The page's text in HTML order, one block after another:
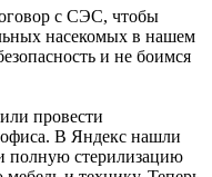
с СЭС, чтобы
насекомых в нашем
и не боимся
провести
В Яндекс нашли
полную стерилизацию